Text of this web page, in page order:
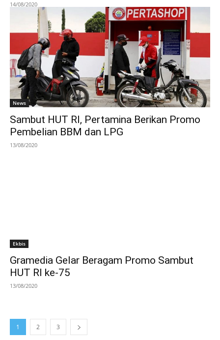
14/08/2020
News
Sambut HUT RI, Pertamina Berikan Promo
Pembelian BBM dan LPG
13/08/2020
Ekbis
Gramedia Gelar Beragam Promo Sambut
HUT RI ke-75
13/08/2020
1 2 3